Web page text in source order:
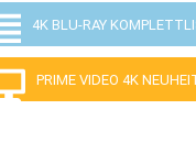
4K BLU-RAY
PRIME VIDEO 4K